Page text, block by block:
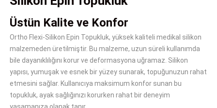
Üstün Kalite ve Konfor
Ortho Flexi-Silikon Epin Topukluk, yüksek kaliteli medikal silikon
malzemeden üretilmiştir. Bu malzeme, uzun süreli kullanımda
bile dayanıklılığını korur ve deformasyona uğramaz. Silikon
yapısı, yumuşak ve esnek bir yüzey sunarak, topuğunuzun rahat
etmesini sağlar. Kullanıcıya maksimum konfor sunan bu
topukluk, ayak sağlığınızı korurken rahat bir deneyim